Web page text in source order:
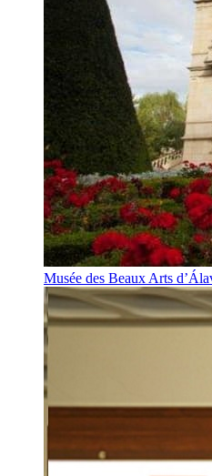
Musée des Beaux Arts